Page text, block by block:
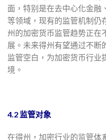
面，特别是在去中心化金融
等领域，现有的监管机制仍
州的加密货币监管趋势正在
展。未来得州有望通过不断
监管空白，为加密货币行业
境。
4.2 监管对象
在得州，加密行业的监管体